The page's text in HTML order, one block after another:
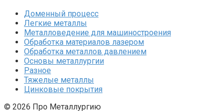
Доменный процесс
Легкие металлы
Металловедение для машиностроения
Обработка материалов лазером
Обработка металлов давлением
Основы металлургии
Разное
Тяжелые металлы
Цинковые покрытия
© 2026 Про Металлургию